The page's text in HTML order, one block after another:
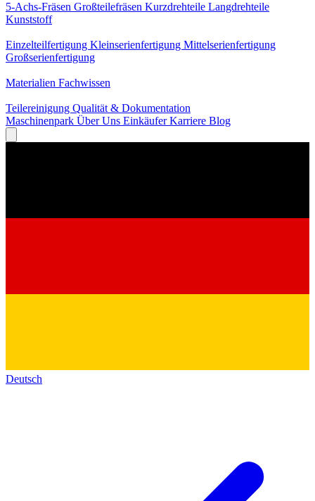
5-Achs-Fräsen Großteilefräsen Kurzdrehteile Langdrehteile
Kunststoff
Einzelteilfertigung Kleinserienfertigung Mittelserienfertigung
Großserienfertigung
Materialien Fachwissen
Teilereinigung Qualität & Dokumentation
Maschinenpark Über Uns EinkäuferKarriere Blog
Deutsch